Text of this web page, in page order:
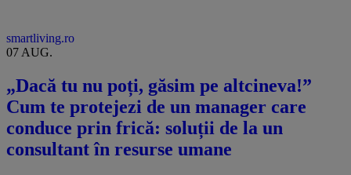
smartliving.ro
07 AUG.
„Dacă tu nu poți, găsim pe altcineva!”
Cum te protejezi de un manager care
conduce prin frică: soluții de la un
consultant în resurse umane